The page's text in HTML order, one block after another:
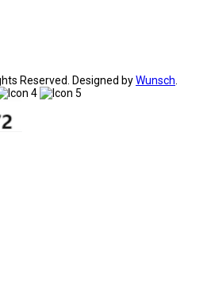
Reserved. Designed byWunsch